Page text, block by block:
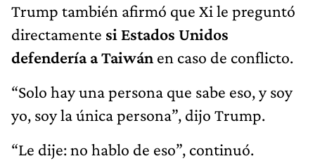
Trump también afirmó que Xi le preguntó
directamente si Estados Unidos
defendería a Taiwán en caso de conflicto.
“Solo hay una persona que sabe eso, y soy
yo, soy la única persona”, dijo Trump.
“Le dije: no hablo de eso”, continuó.